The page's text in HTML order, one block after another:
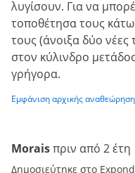
λυγίσουν. Για να
τοποθέτησα τους
τους (άνοιξα δύο
στον κύλινδρο
γρήγορα.
Εμφάνιση αρχικής
Moraisπριν από 2 έτη
Δημοσιεύτηκε στο